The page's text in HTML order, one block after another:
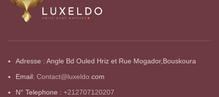
Adresse : Angle Bd Ouled Hriz et Rue Mogador,Bouskoura
Email: Contact@luxeldo. com
N° Telephone : +212707120207